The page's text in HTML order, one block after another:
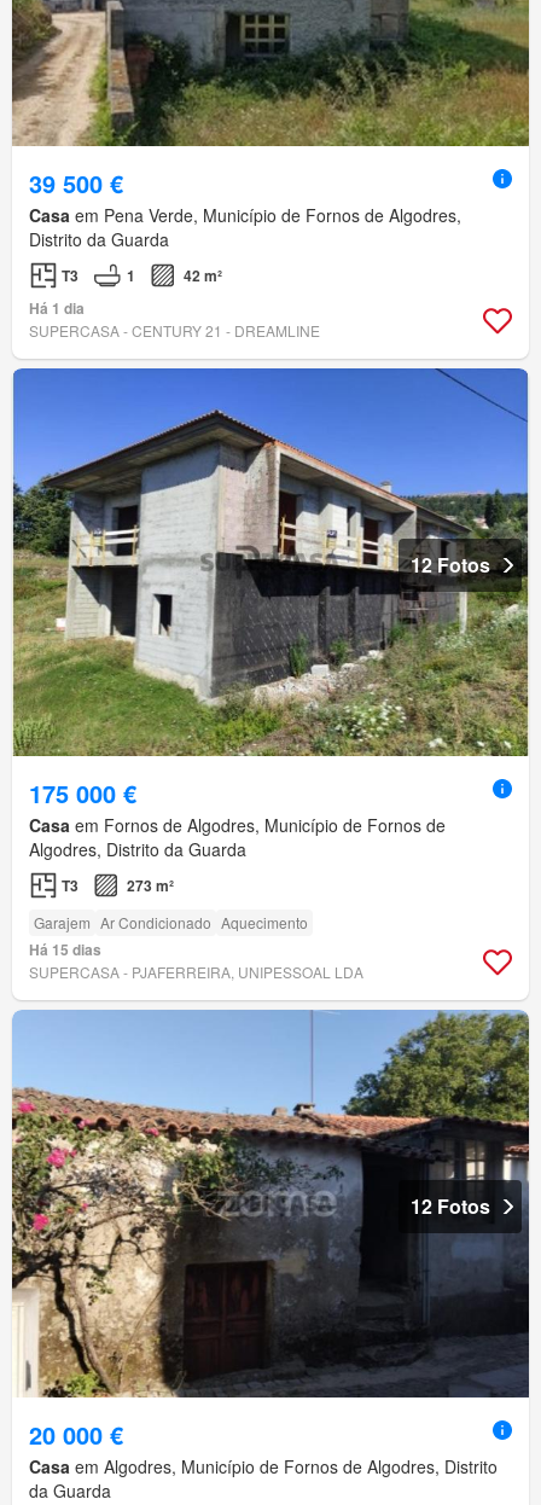
39 500 €
Casa em Pena Verde, Município de Fornos de Algodres,
Distrito da Guarda
T3 1
42 m²
Há 1 dia
SUPERCASA - CENTURY 21 - DREAMLINE
12 Fotos
175 000 €
Casa em Fornos de Algodres, Município de Fornos de
Algodres, Distrito da Guarda
T3 273 m²
Garajem Ar Condicionado Aquecimento
Há 15 dias
SUPERCASA - PJAFERREIRA, UNIPESSOAL LDA
12 Fotos
20 000 €
Casa em Algodres, Município de Fornos de Algodres, Distrito
da Guarda